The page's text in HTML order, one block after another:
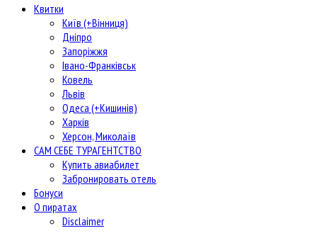
Квитки
Київ (+Вінниця)
Дніпро
Запоріжжя
Івано-Франківськ
Ковель
Львів
Одеса (+Кишинів)
Харків
Херсон, Миколаїв
САМ СЕБЕ ТУРАГЕНТСТВО
Купить авиабилет
Забронировать отель
Бонуси
О пиратах
Disclaimer